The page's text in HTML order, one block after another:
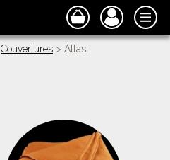
Couvertures > Atlas